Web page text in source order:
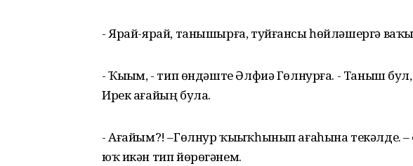
- Ярай-ярай, танышырға, туйғансы һөйләшергә
- Ҡыҙым, - тип өндәште Әлфиә Гөлнурға. - Таныш
Ирек ағайың була.
- Ағайым?! –Гөлнур ҡыҙыҡһынып ағаһына текәлде.
юҡ икән тип йөрөгәнем.